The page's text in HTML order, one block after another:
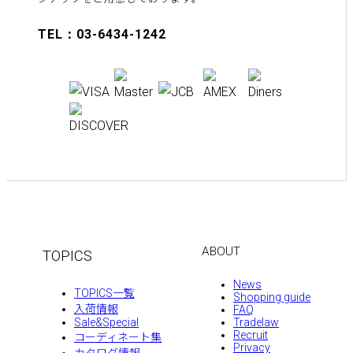
TEL：03-6434-1242
TOPICS
TOPICS一覧
入荷情報
Sale&Special
コーディネート集
ABOUT
News
Shopping guide
FAQ
Tradelaw
Recruit
Privacy